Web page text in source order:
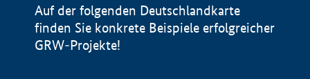
Auf der folgenden Deutschlandkarte
finden Sie konkrete Beispiele erfolgreicher
GRW-Projekte!